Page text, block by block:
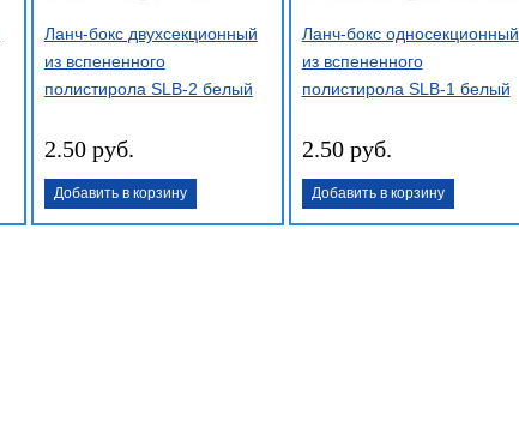
Ланч-бокс двухсекционный
из вспененного
полистирола SLB-2 белый
2.50 руб.
Добавить в корзину
Ланч-бокс односекционный
из вспененного
полистирола SLB-1 белый
2.50 руб.
Добавить в корзину